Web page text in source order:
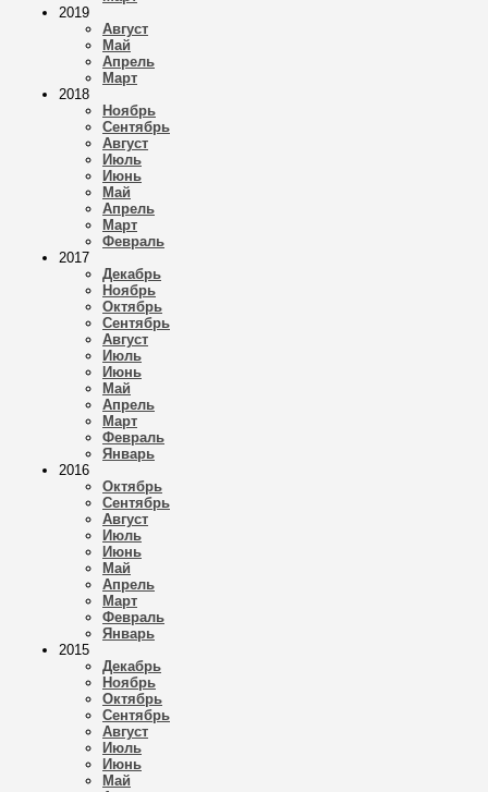
2019
Август
Май
Апрель
Март
2018
Ноябрь
Сентябрь
Август
Июль
Июнь
Май
Апрель
Март
Февраль
2017
Декабрь
Ноябрь
Октябрь
Сентябрь
Август
Июль
Июнь
Май
Апрель
Март
Февраль
Январь
2016
Октябрь
Сентябрь
Август
Июль
Июнь
Май
Апрель
Март
Февраль
Январь
2015
Декабрь
Ноябрь
Октябрь
Сентябрь
Август
Июль
Июнь
Май